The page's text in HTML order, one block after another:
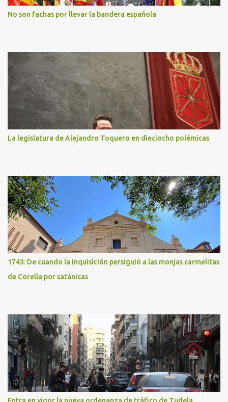
No son fachas por llevar la bandera española
La legislatura de Alejandro Toquero en dieciocho polémicas
1743: De cuando la Inquisición persiguió a las monjas carmelitas
de Corella por satánicas